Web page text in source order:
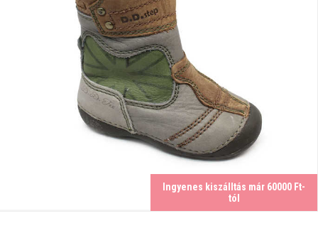
Ingyenes kiszálltás már 60000 Ft-
tól